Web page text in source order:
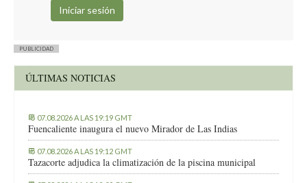
PUBLICIDAD
ÚLTIMAS NOTICIAS
07.08.2026 A LAS 19:19 GMT
Fuencaliente inaugura el nuevo Mirador de Las Indias
07.08.2026 A LAS 19:12 GMT
Tazacorte adjudica la climatización de la piscina municipal